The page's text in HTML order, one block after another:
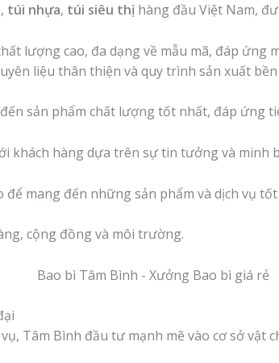
, túi nhựa, túi siêu thị hàng đầu Việt Nam,
lượng cao, đa dạng về mẫu mã, đáp ứng
liệu thân thiện và quy trình sản xuất
sản phẩm chất lượng tốt nhất, đáp ứng
khách hàng dựa trên sự tin tưởng và minh
mang đến những sản phẩm và dịch vụ
cộng đồng và môi trường.
Tâm Bình đầu tư mạnh mẽ vào cơ sở vật